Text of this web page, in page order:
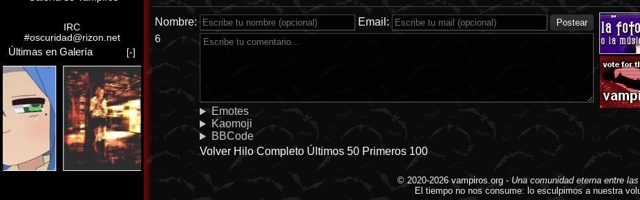
IRC
#oscuridad@rizon.net
Últimas en Galería [-]
Nombre: Email:
6
Emotes
Kaomoji
BBCode
Volver Hilo Completo Últimos 50 Primeros 100
© 2020-2026vampiros.org - Una comunidad eterna entre
El tiempo no nos consume: lo esculpimos a nuestra